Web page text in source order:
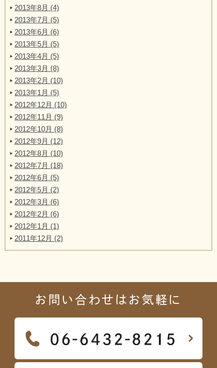
2013年8月 (4)
2013年7月 (5)
2013年6月 (6)
2013年5月 (5)
2013年4月 (5)
2013年3月 (8)
2013年2月 (10)
2013年1月 (5)
2012年12月 (10)
2012年11月 (9)
2012年10月 (8)
2012年9月 (12)
2012年8月 (10)
2012年7月 (18)
2012年6月 (5)
2012年5月 (2)
2012年3月 (6)
2012年2月 (6)
2012年1月 (1)
2011年12月 (2)
お問い合わせはお気軽に